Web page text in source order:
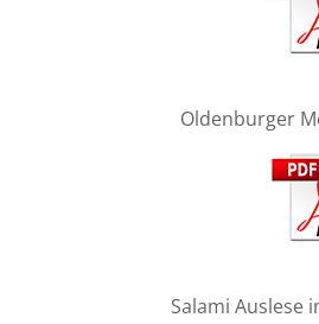
Oldenburger
Salami Auslese